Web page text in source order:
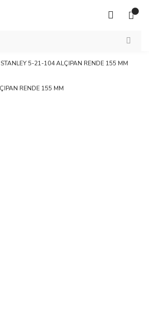
STANLEY 5-21-104 ALÇIPAN RENDE 155 MM